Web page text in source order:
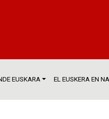
EUSKARA EL EUSKERA EN